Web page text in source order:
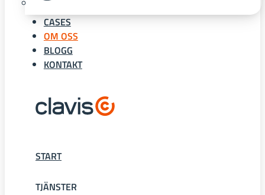
CASES
OM OSS
BLOGG
KONTAKT
START
TJÄNSTER